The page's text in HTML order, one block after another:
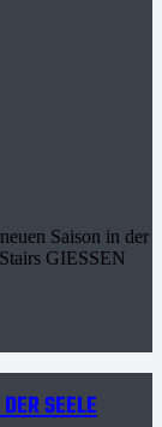
Saison in der
GIESSEN
SEELE